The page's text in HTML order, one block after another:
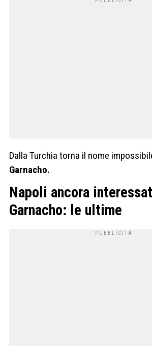
Dalla Turchia torna il nome
Garnacho.
Napoli ancora
Garnacho: le ultime